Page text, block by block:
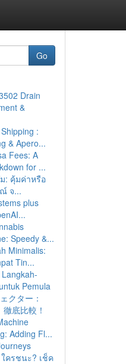
Go
Drain
&
:
& Apero...
Fees: A
for ...
: คุ้มค่าหรือ
จ...
plus
Speedy &...
Minimalis:
Tin...
Pemula
クター：
底比較！
Adding Fl...
ครชนะ? เช็ค